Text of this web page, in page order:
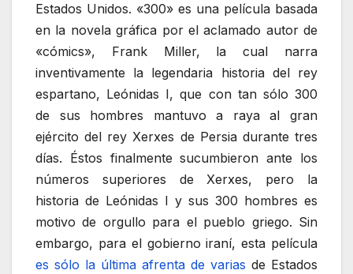
Estados Unidos. «300» es una película basada
en la novela gráfica por el aclamado autor de
«cómics», Frank Miller, la cual narra
inventivamente la legendaria historia del rey
espartano, Leónidas I, que con tan sólo 300
de sus hombres mantuvo a raya al gran
ejército del rey Xerxes de Persia durante tres
días. Éstos finalmente sucumbieron ante los
números superiores de Xerxes, pero la
historia de Leónidas I y sus 300 hombres es
motivo de orgullo para el pueblo griego. Sin
embargo, para el gobierno iraní, esta película
es sólo la última afrenta de varias de Estados